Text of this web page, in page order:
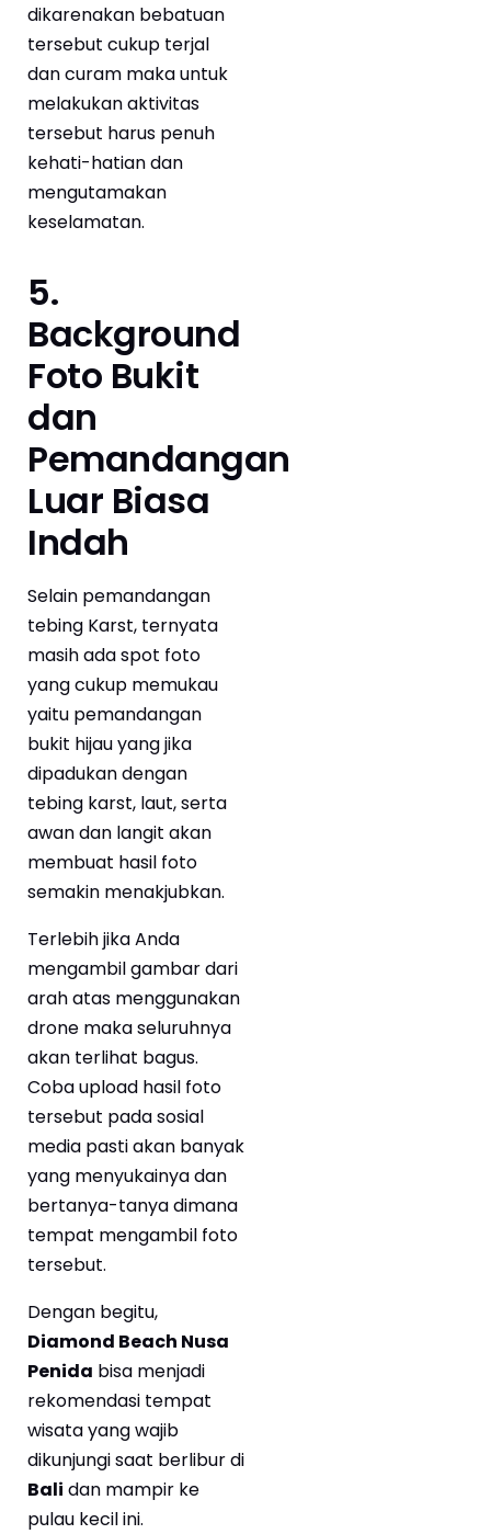
dikarenakan bebatuan
tersebut cukup terjal
dan curam maka untuk
melakukan aktivitas
tersebut harus penuh
kehati-hatian dan
mengutamakan
keselamatan.
5.
Background
Foto Bukit
dan
Pemandangan
Luar Biasa
Indah
Selain pemandangan
tebing Karst, ternyata
masih ada spot foto
yang cukup memukau
yaitu pemandangan
bukit hijau yang jika
dipadukan dengan
tebing karst, laut, serta
awan dan langit akan
membuat hasil foto
semakin menakjubkan.
Terlebih jika Anda
mengambil gambar dari
arah atas menggunakan
drone maka seluruhnya
akan terlihat bagus.
Coba upload hasil foto
tersebut pada sosial
media pasti akan banyak
yang menyukainya dan
bertanya-tanya dimana
tempat mengambil foto
tersebut.
Dengan begitu,
Diamond Beach Nusa
Penida bisa menjadi
rekomendasi tempat
wisata yang wajib
dikunjungi saat berlibur di
Bali dan mampir ke
pulau kecil ini.